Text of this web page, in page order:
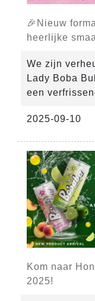
🎉Nieuw
heerlijke
We zijn
Lady Boba
een
2025-09-10
Kom naar
2025!